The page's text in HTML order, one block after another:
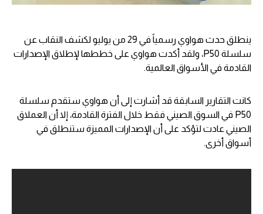
ينطلق حدث هواوي رسمياً في 29 من يوليو لكشف النقاب عن
سلسلة P50، ولقد أكدت هواوي على خططها لإطلاق الإصدارات
القادمة في الأسواق العالمية.
كانت التقارير السابقة قد أشارت إلى أن هواوي ستقدم سلسلة
P50 في السوق الصيني فقط خلال الفترة القادمة، إلا أن العملاق
الصيني عادت لتؤكد على أن الإصدارات المميزة ستنطلق في
أسواق أخرى.